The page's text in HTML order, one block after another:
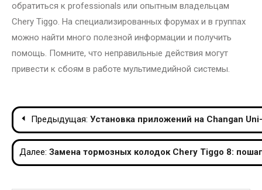
обратиться к professionals или опытным владельцам
Chery Tiggo. На специализированных форумах и в группах
можно найти много полезной информации и получить
помощь. Помните, что неправильные действия могут
привести к сбоям в работе мультимедийной системы.
Навигация
по
записям
Предыдущая: Установка приложений на Changan
Далее: Замена тормозных колодок Chery Tiggo 8: